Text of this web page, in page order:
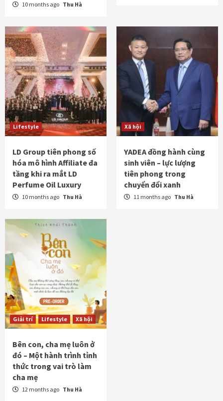
10 months ago Thu Hà
Lifestyle
LD Group tiên phong số
hóa mô hình Affiliate đa
tầng khi ra mắt LD
Perfume Oil Luxury
10 months ago Thu Hà
Xã hội
YADEA đồng hành cùng
sinh viên – lực lượng
tiên phong trong
chuyển đổi xanh
11 months ago Thu Hà
Giải trí Lifestyle Xã hội
Bên con, cha mẹ luôn ở
đó – Một hành trình tỉnh
thức trong vai trò làm
cha mẹ
12 months ago Thu Hà